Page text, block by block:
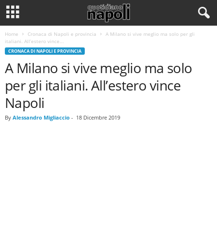
Home Cronaca di Napoli e provincia
A Milano si vive meglio ma solo per gli
italiani. All’estero vince...
CRONACA DI NAPOLI E PROVINCIA
A Milano si vive meglio ma solo
per gli italiani. All’estero vince
Napoli
By Alessandro Migliaccio - 18 Dicembre 2019